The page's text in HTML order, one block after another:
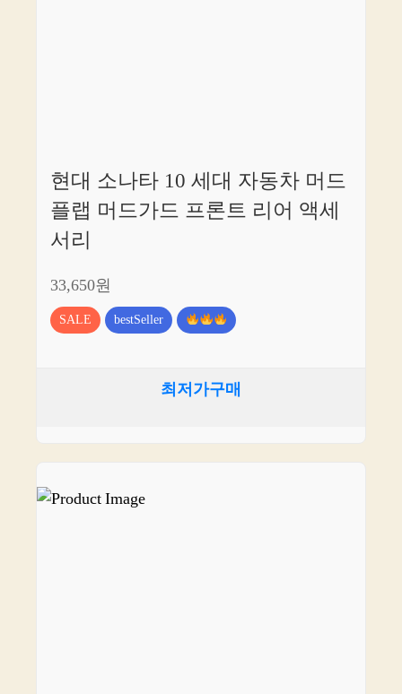
현대 소나타 10 세대 자동차 머드
플랩 머드가드 프론트 리어 액세
서리
33,650원
SALE bestSeller
최저가구매